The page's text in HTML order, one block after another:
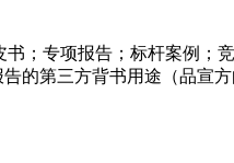
；专项报告；标杆案例；
的第三方背书用途（品宣方